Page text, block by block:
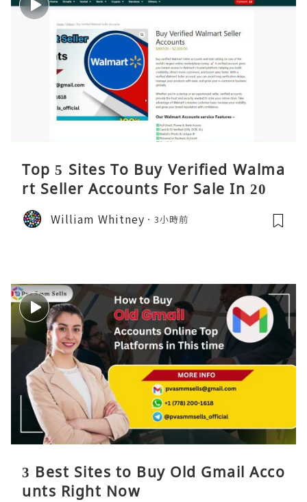
Top 5 Sites To Buy Verified Walma
rt Seller Accounts For Sale In 2026
William Whitney 3小時前
3 Best Sites to Buy Old Gmail Acco
unts Right Now